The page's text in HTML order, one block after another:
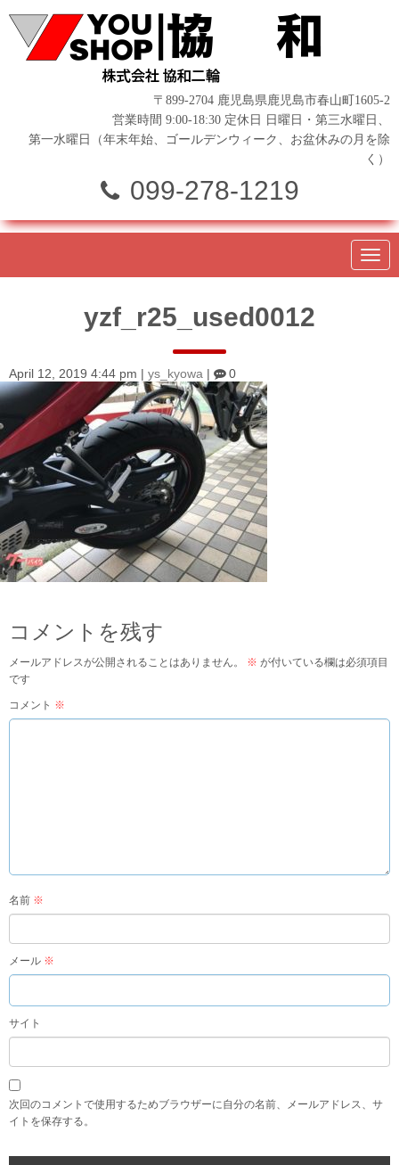
〒899-2704 鹿児島県鹿児島市春山町1605-2
営業時間 9:00-18:30 定休日 日曜日・第三水曜日、
第一水曜日（年末年始、ゴールデンウィーク、お盆休みの月を除
く）
099-278-1219
N
a
yzf_r25_used0012
April 12, 2019 4:44 pm ys_kyowa 0
コメントを残す
メールアドレスが公開されることはありません。 ※ が付いている欄は必須項目
です
コメント ※
名前 ※
メール ※
サイト
次回のコメントで使用するためブラウザーに自分の名前、メールアドレス、サ
イトを保存する。